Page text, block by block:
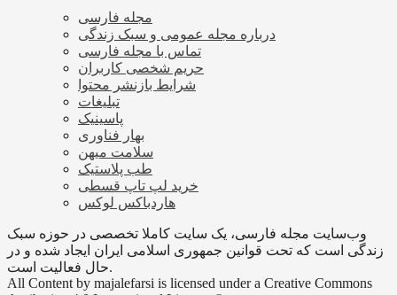
مجله فارسی
درباره مجله عمومی و سبک زندگی
تماس با مجله فارسی
حریم شخصی کاربران
شرایط بازنشر محتوا
تبلیغات
پاسینیک
بهار فناوری
سلامت میهن
طب پلاستیک
خرید لپ تاپ قسطی
هاردباکس لوکس
وب‌سایت مجله فارسی، یک سایت کاملا تخصصی در حوزه سبک
زندگی است که تحت قوانین جمهوری اسلامی ایران ایجاد شده و در
حال فعالیت است.
All Content by majalefarsi is licensed under a Creative Commons